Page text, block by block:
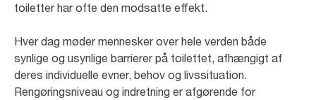
toiletter har ofte den modsatte effekt.
Hver dag møder mennesker over hele verden både
synlige og usynlige barrierer på toilettet, afhængigt af
deres individuelle evner, behov og livssituation.
Rengøringsniveau og indretning er afgørende for